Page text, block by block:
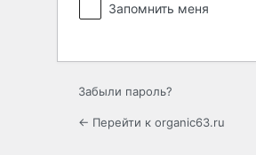
Запомнить меня
Забыли пароль?
← Перейти к organic63.ru